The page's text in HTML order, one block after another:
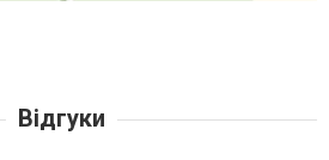
Відгуки